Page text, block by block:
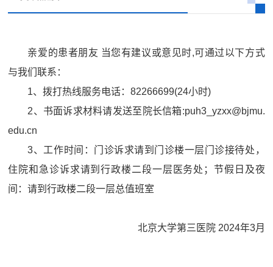
亲爱的患者朋友 当您有建议或意见时,可通过以下方式
与我们联系：
1、拨打热线服务电话：82266699(24小时)
2、书面诉求材料请发送至院长信箱:puh3_yzxx@bjmu.
edu.cn
3、工作时间：门诊诉求请到门诊楼一层门诊接待处，
住院和急诊诉求请到行政楼二段一层医务处；节假日及夜
间：请到行政楼二段一层总值班室
北京大学第三医院 2024年3月